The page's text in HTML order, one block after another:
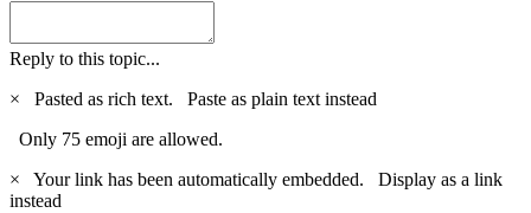
Reply to this topic...
×
Pasted as rich text. Paste as plain text instead
Only 75 emoji are allowed.
×
Your link has been automatically embedded. Display as a link
instead